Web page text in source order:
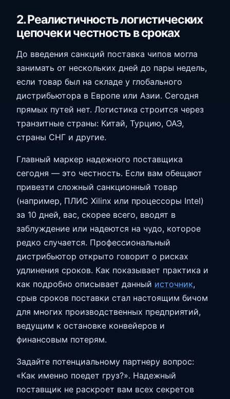
2. Реалистичность логистических
цепочек и честность в сроках
До введения санкций поставка чипов могла
занимать от нескольких дней до пары недель,
если товар был на складе у глобального
дистрибьютора в Европе или Азии. Сегодня
прямых путей нет. Логистика строится через
транзитные страны: Китай, Турцию, ОАЭ,
страны СНГ и другие.
Главный маркер надежного поставщика
сегодня — это честность. Если вам обещают
привезти сложный санкционный товар
(например, ПЛИС Xilinx или процессоры Intel)
за 10 дней, вас, скорее всего, вводят в
заблуждение или надеются на чудо, которое
редко случается. Профессиональный
дистрибьютор открыто говорит о рисках
удлинения сроков. Как показывает практика и
как подробно описывает данный источник,
срыв сроков поставки стал настоящим бичом
для многих производственных предприятий,
ведущим к остановке конвейеров и
финансовым потерям.
Задайте потенциальному партнеру вопрос:
«Как именно поедет груз?». Надежный
поставщик не раскроет вам всех секретов